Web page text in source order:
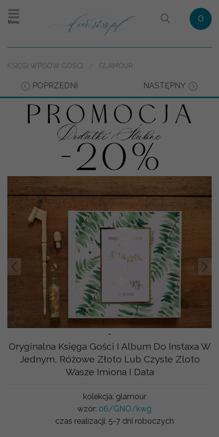
Menu 0
KSIĘGI WPISÓW GOŚCI GLAMOUR
POPRZEDNI NASTĘPNY
-
Prev
Oryginalna Księga Gości I Album Do Instaxa W
Jednym, Różowe Złoto Lub Czyste Zloto
Wasze Imiona I Data
kolekcja: glamour
wzór: 06/GNO/kwg
czas realizacji: 5-7 dni roboczych